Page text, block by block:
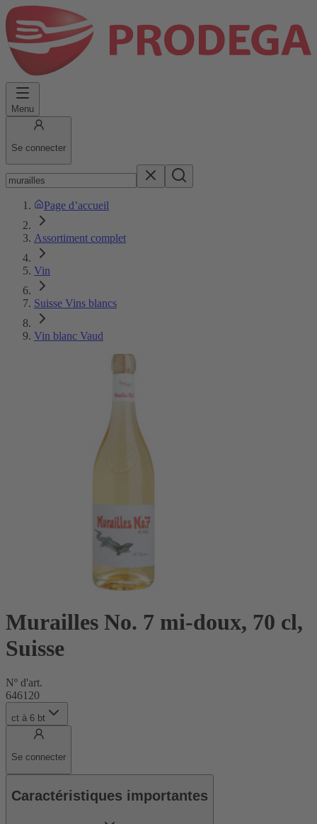
Menu
Se connecter
Page d’accueil
Assortiment complet
Vin
Suisse Vins blancs
Vin blanc Vaud
Murailles No. 7 mi-doux, 70 cl,
Suisse
Nº d'art.
646120
ct à 6 bt
Se connecter
Caractéristiques importantes